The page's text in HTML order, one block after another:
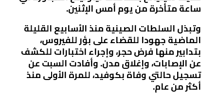
ساعة متأخرة من يوم أمس الإثنين.
وتبذل السلطات الصينية منذ الأسابيع القليلة
الماضية جهودا للقضاء على بؤر للفيروس،
بتدابير منها فرض حجر، وإجراء اختبارات للكشف
عن الإصابات، وإغلاق مدن. وأفادت السبت عن
تسجيل حالتي وفاة بكوفيد، للمرة الأولى منذ
أكثر من عام.